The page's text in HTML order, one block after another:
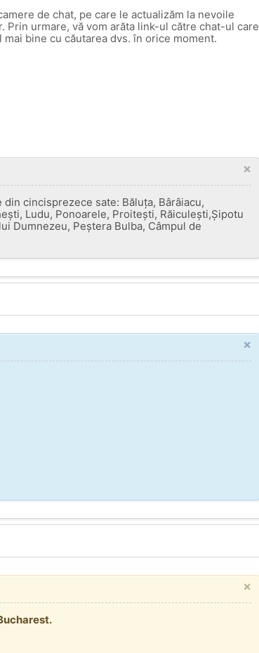
de chat, pe care le actualizăm la nevoile
Prin urmare, vă vom arăta link-ul către chat-ul care
bine cu căutarea dvs. în orice moment.
×
cincisprezece sate: Băluța, Bârâiacu,
Ludu, Ponoarele, Proitești, Răiculești,Șipotu
Dumnezeu, Peștera Bulba, Câmpul de
×
×